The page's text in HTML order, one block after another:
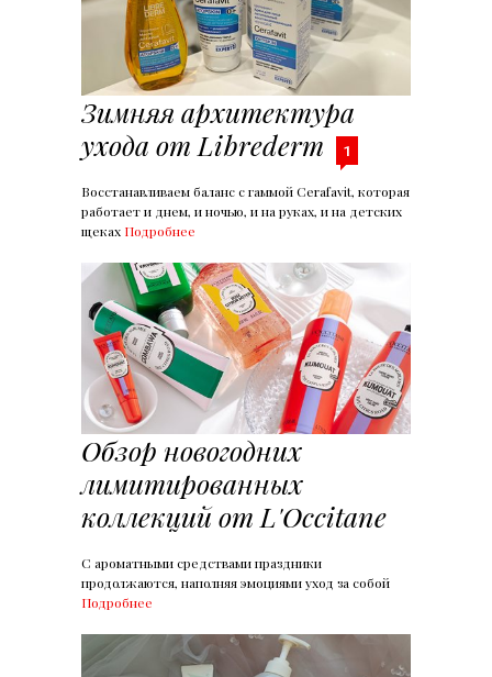
Зимняя архитектура
ухода от Librederm
1
Восстанавливаем баланс с гаммой Cerafavit, которая
работает и днем, и ночью, и на руках, и на детских
щеках Подробнее
Обзор новогодних
лимитированных
коллекций от L'Occitane
С ароматными средствами праздники
продолжаются, наполняя эмоциями уход за собой
Подробнее